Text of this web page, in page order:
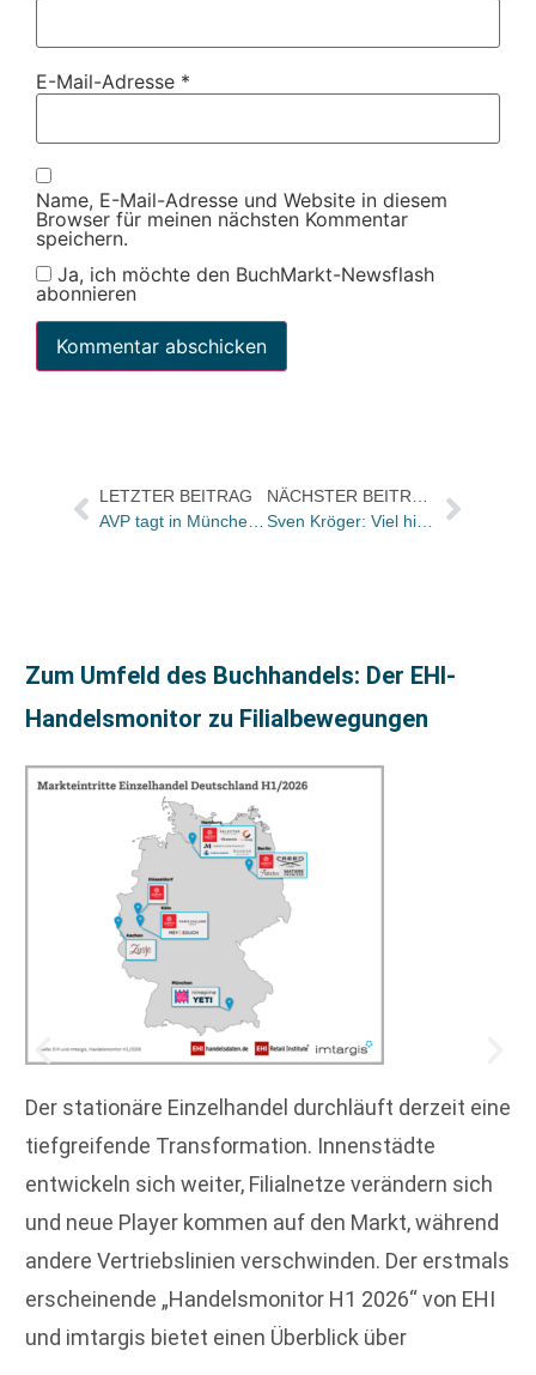
E-Mail-Adresse *
Name, E-Mail-Adresse und Website in diesem
Browser für meinen nächsten Kommentar
speichern.
Ja, ich möchte den BuchMarkt-Newsflash
abonnieren
LETZTER BEITRAG
AVP tagt in München und hat neuen Vorstand gewählt
Zum Umfeld des Buchhandels: Der EHI-
Handelsmonitor zu Filialbewegungen
Der stationäre Einzelhandel durchläuft derzeit eine
tiefgreifende Transformation. Innenstädte
entwickeln sich weiter, Filialnetze verändern sich
und neue Player kommen auf den Markt, während
andere Vertriebslinien verschwinden. Der erstmals
erscheinende „Handelsmonitor H1 2026“ von EHI
und imtargis bietet einen Überblick über